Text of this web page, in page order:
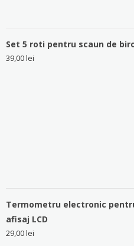
Set 5 roti pentru scaun de
39,00lei
Termometru electronic
afisaj LCD
29,00lei